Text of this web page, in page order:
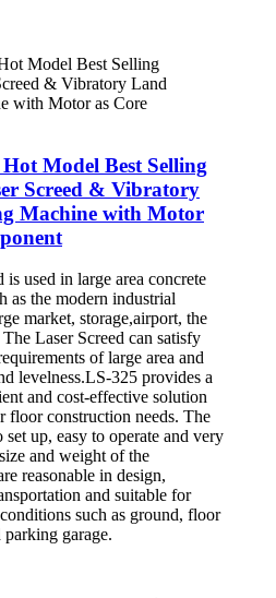
Model Best Selling
Screed & Vibratory
Machine with Motor
is used in large area concrete
as the modern industrial
market, storage,airport, the
Laser Screed can satisfy
of large area and
levelness.LS-325 provides a
and cost-effective solution
floor construction needs. The
up, easy to operate and very
and weight of the
reasonable in design,
and suitable for
such as ground, floor
garage.